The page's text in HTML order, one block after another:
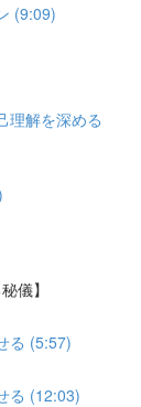
(9:09)
理解を深める
儀】
る (5:57)
る (12:03)